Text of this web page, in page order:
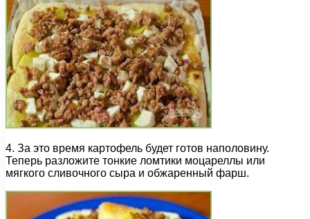
4. За это время картофель будет готов наполовину.
Теперь разложите тонкие ломтики моцареллы или
мягкого сливочного сыра и обжаренный фарш.